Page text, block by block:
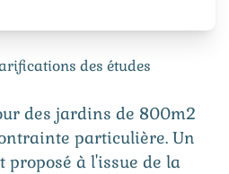
des études
des jardins de 800m2
particulière. Un
proposé à l'issue de la